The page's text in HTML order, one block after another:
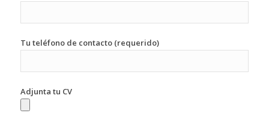
Tu teléfono de contacto (requerido)
Adjunta tu CV